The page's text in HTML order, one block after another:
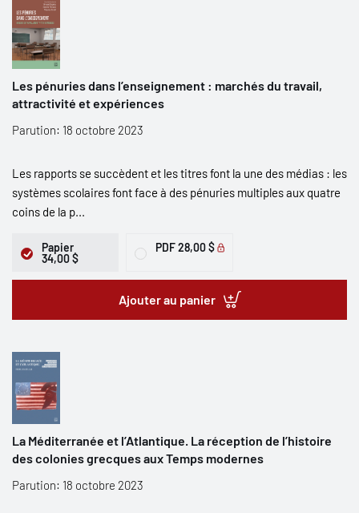
Les pénuries dans l’enseignement : marchés du travail,
attractivité et expériences
Parution: 18 octobre 2023
Les rapports se succèdent et les titres font la une des médias : les
systèmes scolaires font face à des pénuries multiples aux quatre
coins de la p...
Papier
34,00 $
PDF28,00 $
Ajouter au panier
La Méditerranée et l’Atlantique. La réception de l’histoire
des colonies grecques aux Temps modernes
Parution: 18 octobre 2023